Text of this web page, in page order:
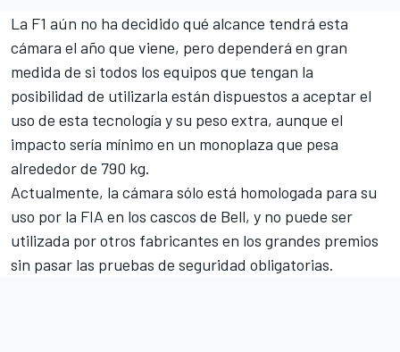
La F1 aún no ha decidido qué alcance tendrá esta
cámara el año que viene, pero dependerá en gran
medida de si todos los equipos que tengan la
posibilidad de utilizarla están dispuestos a aceptar el
uso de esta tecnología y su peso extra, aunque el
impacto sería mínimo en un monoplaza que pesa
alrededor de 790 kg.
Actualmente, la cámara sólo está homologada para su
uso por la FIA en los cascos de Bell, y no puede ser
utilizada por otros fabricantes en los grandes premios
sin pasar las pruebas de seguridad obligatorias.